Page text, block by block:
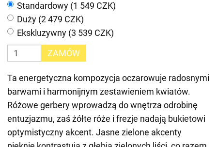
Standardowy (1 549 CZK)
Duży (2 479 CZK)
Ekskluzywny (3 539 CZK)
ZAMÓW
Ta energetyczna kompozycja oczarowuje radosnymi
barwami i harmonijnym zestawieniem kwiatów.
Różowe gerbery wprowadzą do wnętrza odrobinę
entuzjazmu, zaś żółte róże i frezje nadają bukietowi
optymistyczny akcent. Jasne zielone akcenty